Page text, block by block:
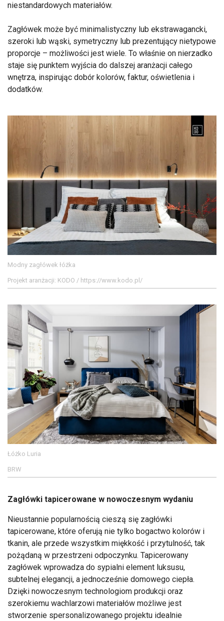
niestandardowych materiałów.
Zagłówek może być minimalistyczny lub ekstrawagancki,
szeroki lub wąski, symetryczny lub prezentujący nietypowe
proporcje – możliwości jest wiele. To właśnie on nierzadko
staje się punktem wyjścia do dalszej aranżacji całego
wnętrza, inspirując dobór kolorów, faktur, oświetlenia i
dodatków.
Modny zagłówek łóżka
Projekt aranżacji: KODO / https://www.kodo.pl/
Łóżko Luria
BRW
Zagłówki tapicerowane w nowoczesnym wydaniu
Nieustannie popularnością cieszą się zagłówki
tapicerowane, które oferują nie tylko bogactwo kolorów i
tkanin, ale przede wszystkim miękkość i przytulność, tak
pożądaną w przestrzeni odpoczynku. Tapicerowany
zagłówek wprowadza do sypialni element luksusu,
subtelnej elegancji, a jednocześnie domowego ciepła.
Dzięki nowoczesnym technologiom produkcji oraz
szerokiemu wachlarzowi materiałów możliwe jest
stworzenie spersonalizowanego projektu idealnie